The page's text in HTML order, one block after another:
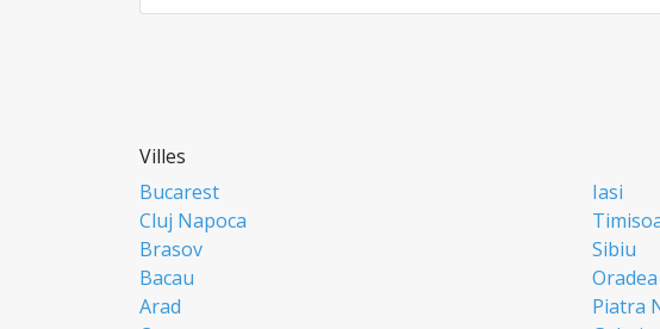
Villes
Bucarest
Iasi
Cluj Napoca
Brasov
Sibiu
Bacau
Oradea
Arad
Piatra